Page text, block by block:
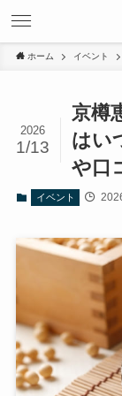
ホーム イベント
京樽
はい
や口
2026
1/13
イベント